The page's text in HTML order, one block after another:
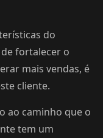
do
fortalecer o
mais vendas, é
cliente.
ao caminho que o
tem um